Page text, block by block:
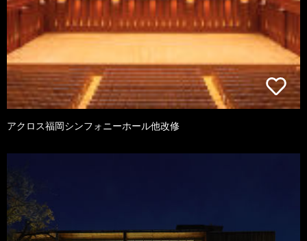
アクロス福岡シンフォニーホール他改修